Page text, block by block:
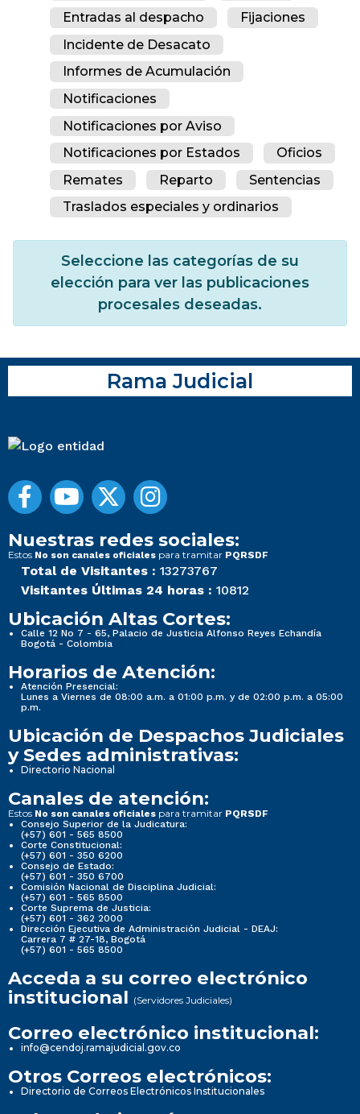
Entradas al despacho
Fijaciones
Incidente de Desacato
Informes de Acumulación
Notificaciones
Notificaciones por Aviso
Notificaciones por Estados
Oficios
Remates
Reparto
Sentencias
Traslados especiales y ordinarios
Seleccione las categorías de su
elección para ver las publicaciones
procesales deseadas.
Rama Judicial
Nuestras redes sociales:
Estos No son canales oficiales para tramitar PQRSDF
Total de Visitantes : 13273767
Visitantes Últimas 24 horas : 10812
Ubicación Altas Cortes:
Calle 12 No 7 - 65, Palacio de Justicia Alfonso Reyes Echandía
Bogotá - Colombia
Horarios de Atención:
Atención Presencial:
Lunes a Viernes de 08:00 a.m. a 01:00 p.m. y de 02:00 p.m. a 05:00
p.m.
Ubicación de Despachos Judiciales
y Sedes administrativas:
Directorio Nacional
Canales de atención:
Estos No son canales oficiales para tramitar PQRSDF
Consejo Superior de la Judicatura:
(+57) 601 - 565 8500
Corte Constitucional:
(+57) 601 - 350 6200
Consejo de Estado:
(+57) 601 - 350 6700
Comisión Nacional de Disciplina Judicial:
(+57) 601 - 565 8500
Corte Suprema de Justicia:
(+57) 601 - 362 2000
Dirección Ejecutiva de Administración Judicial - DEAJ:
Carrera 7 # 27-18, Bogotá
(+57) 601 - 565 8500
Acceda a su correo electrónico
institucional (Servidores Judiciales)
Correo electrónico institucional:
info@cendoj.ramajudicial.gov.co
Otros Correos electrónicos:
Directorio de Correos Electrónicos Institucionales